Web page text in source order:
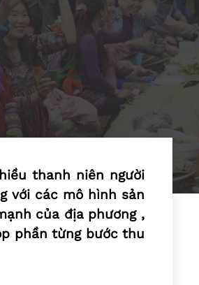
thanh niên người
với các mô hình sản
của địa phương ,
phần từng bước thu